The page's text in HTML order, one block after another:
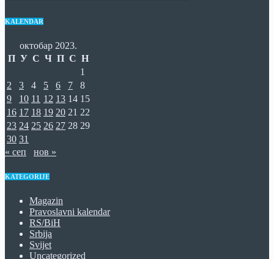
KALENDAR
октобар 2023.
П У С Ч П С Н
1
2
3 4 5 6 7
8
9
10 11 12 13 14 15
16 17 18 19 20 21 22
23 24 25 26 27 28 29
30 31
« сеп
нов »
KATEGORIJE
Magazin
Pravoslavni kalendar
RS/BiH
Srbija
Svijet
Uncategorized